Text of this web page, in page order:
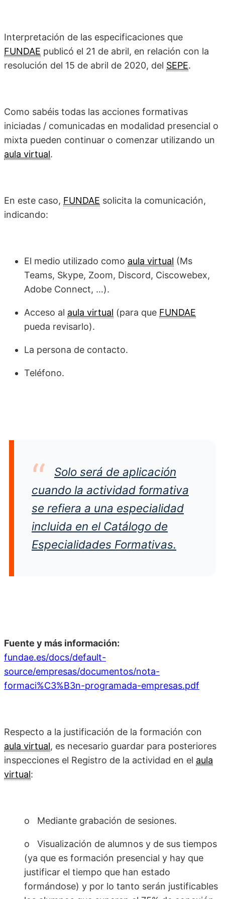
Interpretación de las especificaciones que
FUNDAE publicó el 21 de abril, en relación con la
resolución del 15 de abril de 2020, del SEPE.
Como sabéis todas las acciones formativas
iniciadas / comunicadas en modalidad presencial o
mixta pueden continuar o comenzar utilizando un
aula virtual.
En este caso, FUNDAE solicita la comunicación,
indicando:
El medio utilizado como aula virtual (Ms
Teams, Skype, Zoom, Discord, Ciscowebex,
Adobe Connect, …).
Acceso al aula virtual (para que FUNDAE
pueda revisarlo).
La persona de contacto.
Teléfono.
Solo será de aplicación
cuando la actividad formativa
se refiera a una especialidad
incluida en el Catálogo de
Especialidades Formativas.
Fuente y más información:
fundae.es/docs/default-
source/empresas/documentos/nota-
formaci%C3%B3n-programada-empresas.pdf
Respecto a la justificación de la formación con
aula virtual, es necesario guardar para posteriores
inspecciones el Registro de la actividad en el aula
virtual:
o Mediante grabación de sesiones.
o Visualización de alumnos y de sus tiempos
(ya que es formación presencial y hay que
justificar el tiempo que han estado
formándose) y por lo tanto serán justificables